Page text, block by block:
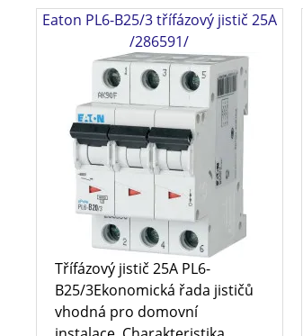
Eaton PL6-B25/3 třífázový jistič 25A
/286591/
Třífázový jistič 25A PL6-
B25/3Ekonomická řada jističů
vhodná pro domovní